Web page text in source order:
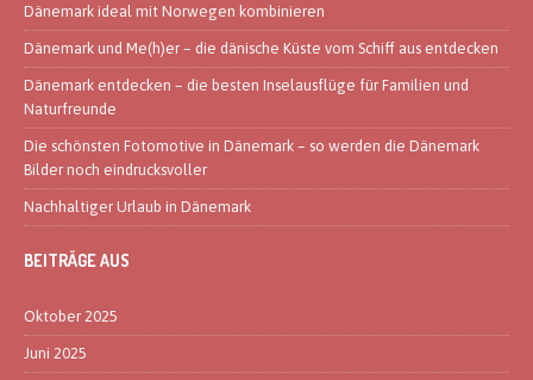
Dänemark ideal mit Norwegen kombinieren
Dänemark und Me(h)er – die dänische Küste vom Schiff aus entdecken
Dänemark entdecken – die besten Inselausflüge für Familien und
Naturfreunde
Die schönsten Fotomotive in Dänemark – so werden die Dänemark
Bilder noch eindrucksvoller
Nachhaltiger Urlaub in Dänemark
BEITRÄGE AUS
Oktober 2025
Juni 2025